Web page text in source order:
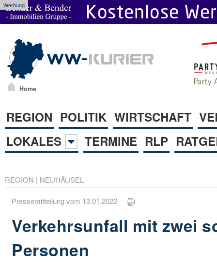
Werbung
Home
REGION POLITIK WIRTSCHAFT
LOKALES
TERMINE RLP
REGION | NEUHÄUSEL
Pressemitteilung vom 13.01.2022
Verkehrsunfall mit zwei
Personen